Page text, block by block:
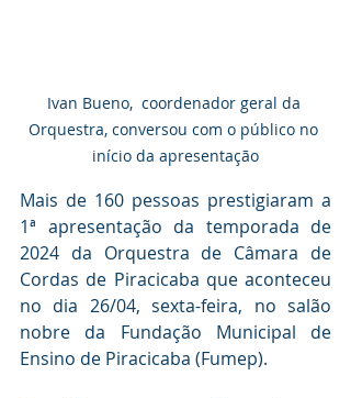
Ivan Bueno,  coordenador geral da
Orquestra, conversou com o público no
início da apresentação
Mais de 160 pessoas prestigiaram a
1ª apresentação da temporada de
2024 da Orquestra de Câmara de
Cordas de Piracicaba que aconteceu
no dia 26/04, sexta-feira, no salão
nobre da Fundação Municipal de
Ensino de Piracicaba (Fumep).